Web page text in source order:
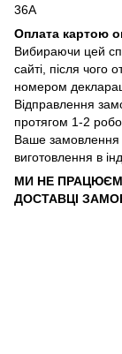
36А
Оплата картою
Вибираючи цей
сайті, після чого
номером
Відправлення
протягом 1-2
Ваше замовлення
виготовлення в
МИ НЕ
ДОСТАВЦІ